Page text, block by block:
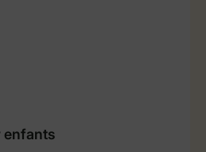
enfants